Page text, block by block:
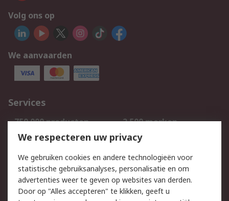
Volg ons op
We aanvaarden
Services
750.000 producten
2.500 merken
Bestellen
Inkoopoplossingen
Track & Trace
Wettelijk
We respecteren uw privacy
We gebruiken cookies en andere technologieën voor
statistische gebruiksanalyses, personalisatie en om
advertenties weer te geven op websites van derden.
Door op "Alles accepteren" te klikken, geeft u